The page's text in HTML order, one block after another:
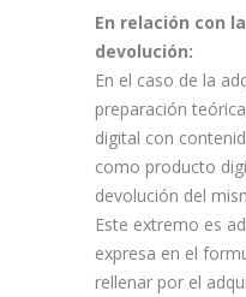
En relación con
devolución:
En el caso de la
preparación
digital con
como producto
devolución del
Este extremo es
expresa en el
rellenar por el